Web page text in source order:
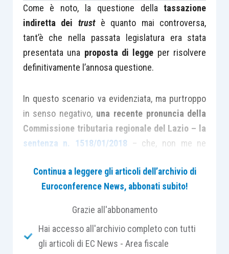
Come è noto, la questione dellatassazione
indiretta dei trust è quanto mai controversa,
tant’è che nella passata legislatura era stata
presentata una proposta di legge per risolvere
definitivamente l’annosa questione.
In questo scenario va evidenziata, ma purtroppo
in senso negativo, una recente pronuncia della
Commissione tributaria regionale del Lazio – la
sentenza n. 1518/01/2018 – che, non me ne
confondere ulteriormente una vicenda che, come
si è detto, è già confusa di suo.
“sposato” convintamente quello che io chiamo il
“teorema Cicala”, dal nome del Presidente della
Continua a leggere gli articoli dell’archivio di
Euroconference News, abbonati subito!
Grazie all'abbonamento
Hai accesso all'archivio completo con tutti
gli articoli di EC News - Area fiscale